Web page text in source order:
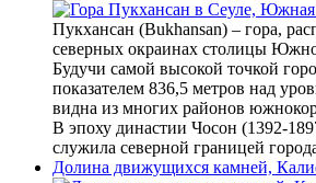
Пукхансан (Bukhansan) – гора,
северных окраинах столицы
Будучи самой высокой точкой
показателем 836,5 метров над
видна из многих районов
В эпоху династии Чосон (1392-
служила северной границей
Долина движущихся камней,